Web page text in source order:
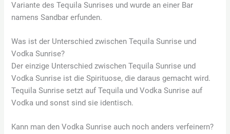
Variante des Tequila Sunrises und wurde an einer Bar
namens Sandbar erfunden.
Was ist der Unterschied zwischen Tequila Sunrise und
Vodka Sunrise?
Der einzige Unterschied zwischen Tequila Sunrise und
Vodka Sunrise ist die Spirituose, die daraus gemacht wird.
Tequila Sunrise setzt auf Tequila und Vodka Sunrise auf
Vodka und sonst sind sie identisch.
Kann man den Vodka Sunrise auch noch anders verfeinern?